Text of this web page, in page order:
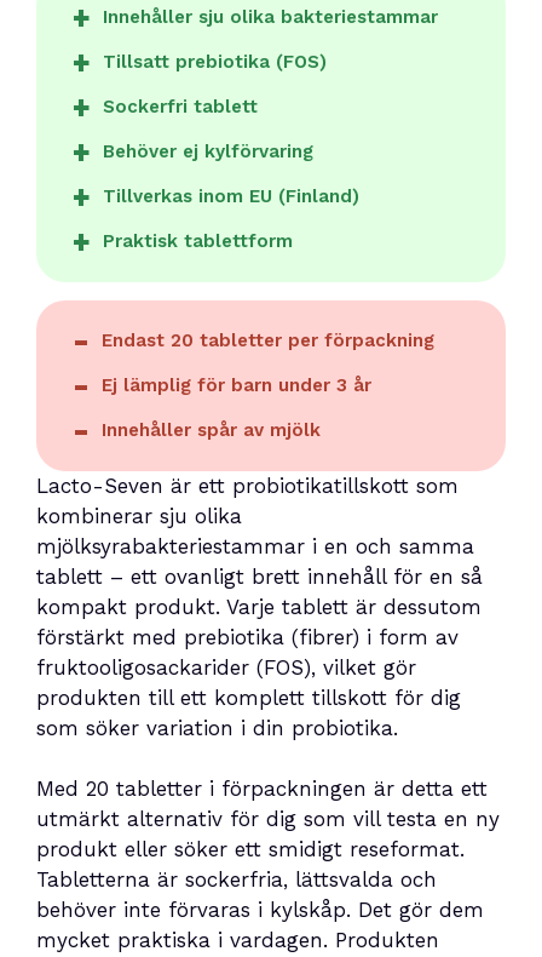
Innehåller sju olika bakteriestammar
Tillsatt prebiotika (FOS)
Sockerfri tablett
Behöver ej kylförvaring
Tillverkas inom EU (Finland)
Praktisk tablettform
Endast 20 tabletter per förpackning
Ej lämplig för barn under 3 år
Innehåller spår av mjölk
Lacto-Seven är ett probiotikatillskott som
kombinerar sju olika
mjölksyrabakteriestammar i en och samma
tablett – ett ovanligt brett innehåll för en så
kompakt produkt. Varje tablett är dessutom
förstärkt med prebiotika (fibrer) i form av
fruktooligosackarider (FOS), vilket gör
produkten till ett komplett tillskott för dig
som söker variation i din probiotika.
Med 20 tabletter i förpackningen är detta ett
utmärkt alternativ för dig som vill testa en ny
produkt eller söker ett smidigt reseformat.
Tabletterna är sockerfria, lättsvalda och
behöver inte förvaras i kylskåp. Det gör dem
mycket praktiska i vardagen. Produkten